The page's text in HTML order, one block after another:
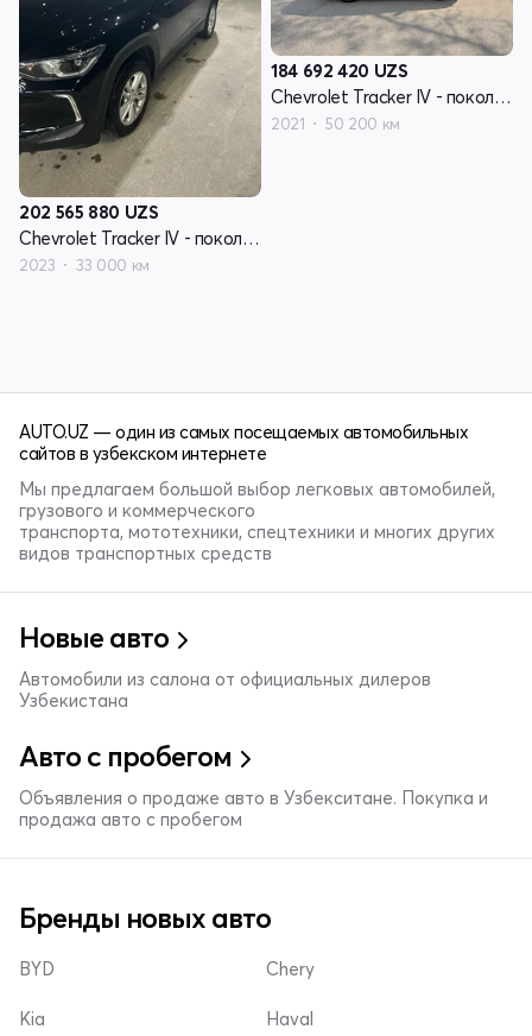
202 565 880 UZS
Chevrolet Tracker IV - поколение
2023 33 000 км
184 692 420 UZS
Chevrolet Tracker IV - поколение
2021 50 200 км
AUTO.UZ — один из самых посещаемых автомобильных
сайтов в узбекском интернете
Мы предлагаем большой выбор легковых автомобилей,
грузового и коммерческого
транспорта, мототехники, спецтехники и многих других
видов транспортных средств
Новые авто
Автомобили из салона от официальных дилеров
Узбекистана
Авто с пробегом
Объявления о продаже авто в Узбекситане. Покупка и
продажа авто с пробегом
Бренды новых авто
BYD
Kia
Chery
Haval